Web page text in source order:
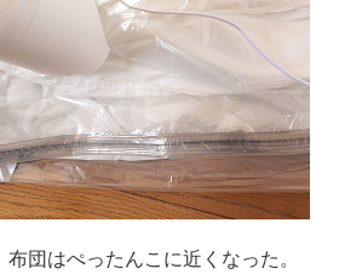
団はぺったんこに近くなった。